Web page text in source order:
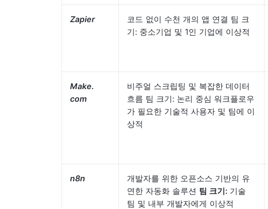
Zapier
코드 없이 수천 개의 앱 연결 팀 크
기: 중소기업 및 1인 기업에 이상적
Make.
com
비주얼 스크립팅 및 복잡한 데이터
흐름 팀 크기: 논리 중심 워크플로우
가 필요한 기술적 사용자 및 팀에 이
상적
n8n
개발자를 위한 오픈소스 기반의 유
연한 자동화 솔루션 팀 크기: 기술
팀 및 내부 개발자에게 이상적